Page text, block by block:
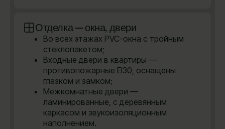
Отделка — окна, двери
Во всех этажах PVC-окна с тройным
стеклопакетом;
Входные двери в квартиры —
противопожарные EI30, оснащены
глазком и замком;
Межкомнатные двери —
ламинированные, с деревянным
каркасом и звукоизоляционным
наполнением.